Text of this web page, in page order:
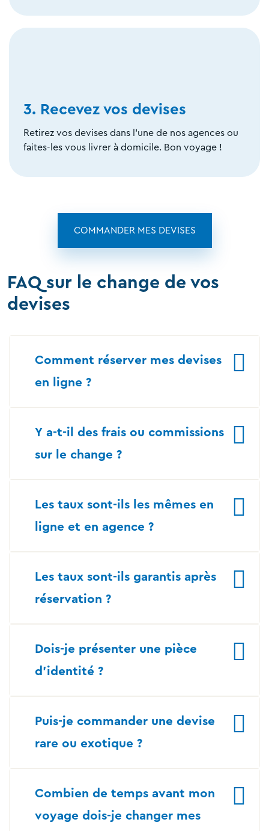
3. Recevez vos devises
Retirez vos devises dans l'une de nos agences ou
faites-les vous livrer à domicile. Bon voyage !
COMMANDER MES DEVISES
FAQ sur le change de vos
devises
Comment réserver mes devises
en ligne ?
Y a-t-il des frais ou commissions
sur le change ?
Les taux sont-ils les mêmes en
ligne et en agence ?
Les taux sont-ils garantis après
réservation ?
Dois-je présenter une pièce
d’identité ?
Puis-je commander une devise
rare ou exotique ?
Combien de temps avant mon
voyage dois-je changer mes